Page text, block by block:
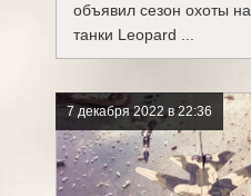
объявил сезон охоты на
танки Leopard ...
7 декабря 2022 в 22:36